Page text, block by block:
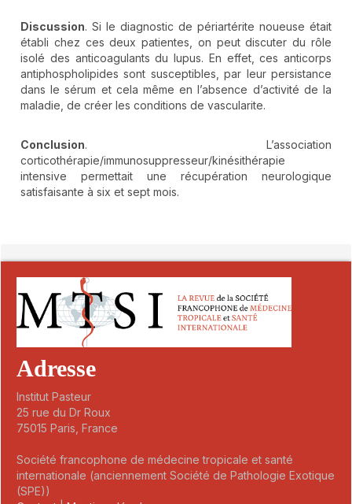
Discussion. Si le diagnostic de périartérite noueuse était
établi chez ces deux patientes, on peut discuter du rôle
isolé des anticoagulants du lupus. En effet, ces anticorps
antiphospholipides sont susceptibles, par leur persistance
dans le sérum et cela même en l’absence d’activité de la
maladie, de créer les conditions de vascularite.
Conclusion. L’association
corticothérapie/immunosuppresseur/kinésithérapie
intensive permettait une récupération neurologique
satisfaisante à six et sept mois.
Adresse
Institut Pasteur
25 rue du Dr Roux
75015 Paris, France
Société francophone de médecine tropicale et santé
internationale (anciennement Société de Pathologie Exotique
(SPE))